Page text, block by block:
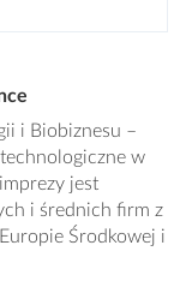
i Biobiznesu –
w
jest
i średnich firm z
Środkowej i